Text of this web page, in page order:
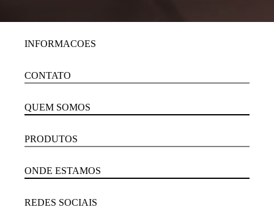
INFORMACOES
CONTATO
QUEM SOMOS
PRODUTOS
ONDE ESTAMOS
REDES SOCIAIS